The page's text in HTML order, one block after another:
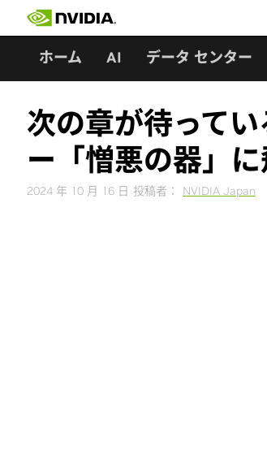
ホーム AI データ センター
次の章が待って
ー「憎悪の器」
2024 年 10 月 16 日 投稿者： NVIDIA Japan